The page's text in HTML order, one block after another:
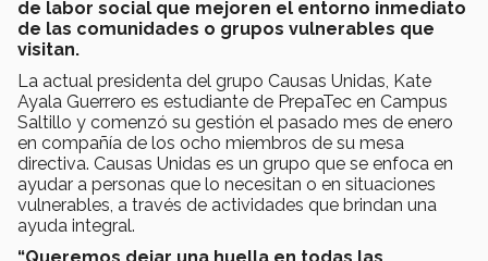
de labor social que mejoren el entorno inmediato
de las comunidades o grupos vulnerables que
visitan.
La actual presidenta del grupo Causas Unidas, Kate
Ayala Guerrero es estudiante de PrepaTec en Campus
Saltillo y comenzó su gestión el pasado mes de enero
en compañía de los ocho miembros de su mesa
directiva. Causas Unidas es un grupo que se enfoca en
ayudar a personas que lo necesitan o en situaciones
vulnerables, a través de actividades que brindan una
ayuda integral.